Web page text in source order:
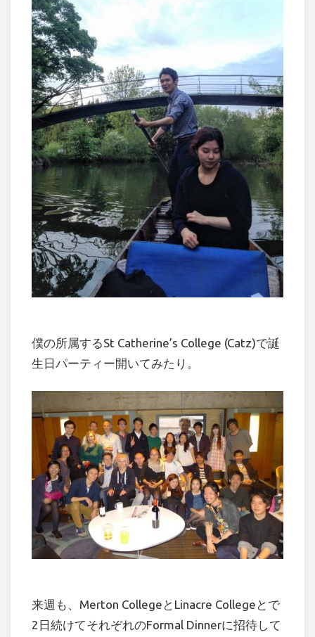
僕の所属するSt Catherine’s College (Catz)で誕
生日パーティー開いてみたり。
来週も、Merton CollegeとLinacre Collegeとで
2日続けてそれぞれのFormal Dinnerに招待して